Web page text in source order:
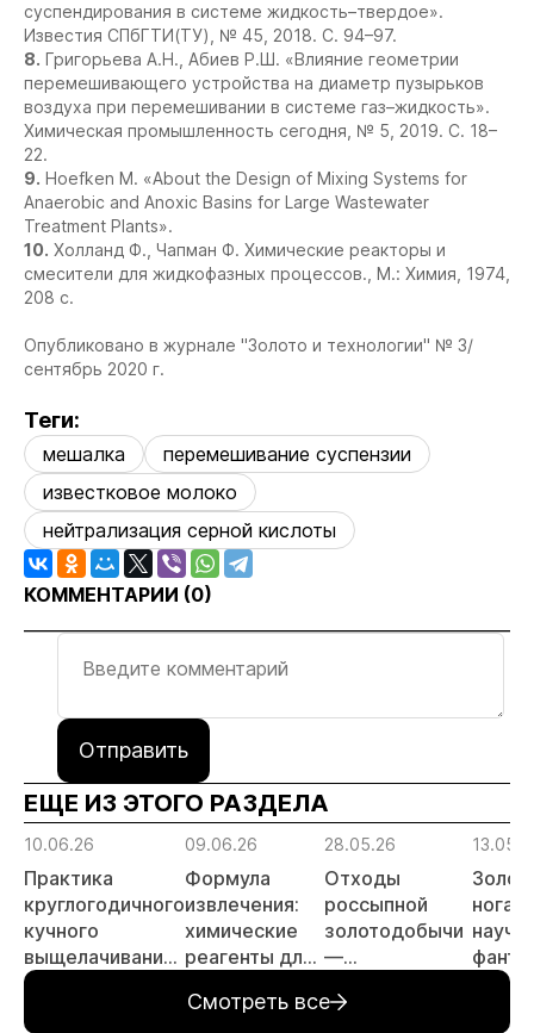
суспендирования в системе жидкость–твердое».
Известия СПбГТИ(ТУ), № 45, 2018. С. 94–97.
8. Григорьева А.Н., Абиев Р.Ш. «Влияние геометрии
перемешивающего устройства на диаметр пузырьков
воздуха при перемешивании в системе газ–жидкость».
Химическая промышленность сегодня, № 5, 2019. С. 18–
22.
9. Hoefken M. «About the Design of Mixing Systems for
Anaerobic and Anoxic Basins for Large Wastewater
Treatment Plants».
10. Холланд Ф., Чапман Ф. Химические реакторы и
смесители для жидкофазных процессов., М.: Химия, 1974,
208 с.
Опубликовано в журнале "Золото и технологии" № 3/
сентябрь 2020 г.
Теги:
мешалка
перемешивание суспензии
известковое молоко
нейтрализация серной кислоты
КОММЕНТАРИИ (0)
Отправить
ЕЩЕ ИЗ ЭТОГО РАЗДЕЛА
10.06.26
Практика
круглогодичного
кучного
выщелачивания
в условиях
09.06.26
Формула
извлечения:
химические
реагенты для
28.05.26
Отходы
россыпной
золотодобычи
—
объекты для
Смотреть все